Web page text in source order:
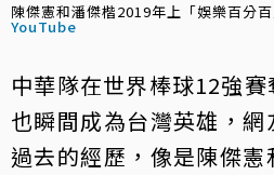
陳傑憲和潘傑楷2019年上「娛樂百分
YouTube
中華隊在世界棒球12強
也瞬間成為台灣英雄，
過去的經歷，像是陳傑